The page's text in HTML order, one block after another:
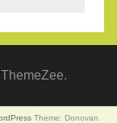
Theme: Donovan.